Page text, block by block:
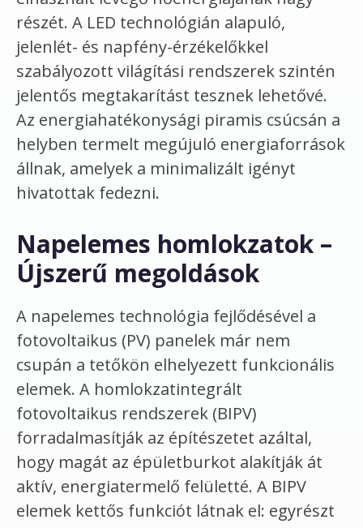
részét. A LED technológián alapuló,
jelenlét- és napfény-érzékelőkkel
szabályozott világítási rendszerek szintén
jelentős megtakarítást tesznek lehetővé.
Az energiahatékonysági piramis csúcsán a
helyben termelt megújuló energiaforrások
állnak, amelyek a minimalizált igényt
hivatottak fedezni.
Napelemes homlokzatok –
Újszerű megoldások
A napelemes technológia fejlődésével a
fotovoltaikus (PV) panelek már nem
csupán a tetőkön elhelyezett funkcionális
elemek. A homlokzatintegrált
fotovoltaikus rendszerek (BIPV)
forradalmasítják az építészetet azáltal,
hogy magát az épületburkot alakítják át
aktív, energiatermelő felületté. A BIPV
elemek kettős funkciót látnak el: egyrészt